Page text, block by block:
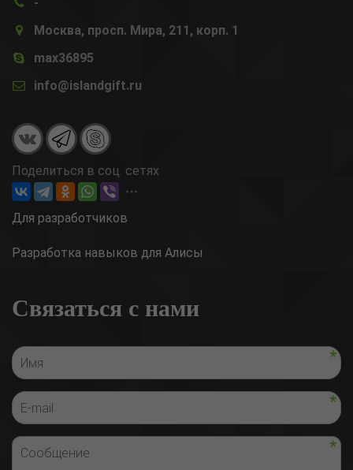
Москва, просп. Мира, 211, корп. 1
max36895
info@islandgift.ru
Поделиться в соц. сетях
Для разработчиков
Разработка навыков для Алисы
Связаться с нами